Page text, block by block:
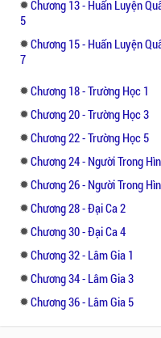
​Anh ba còn nói,
cũng có thể gọi
Nguyên thực sự
cho anh ba để đón
​Ừ, ừ, ừ, Đừng sợ,
gì, Gia Gia phải
Đừng bỏ qua
Ngọt - truyện
Hàn Đại Bảo.
Chương 13 - Huấn Luyện
5
Chương 15 - Huấn Luyện
7
Chương 18 - Trường Học 1
Chương 20 - Trường Học 3
Chương 22 - Trường Học 5
Chương 24 - Người Trong
Chương 26 - Người Trong
Chương 28 - Đại Ca 2
Chương 30 - Đại Ca 4
Chương 32 - Lâm Gia 1
Chương 34 - Lâm Gia 3
Chương 36 - Lâm Gia 5